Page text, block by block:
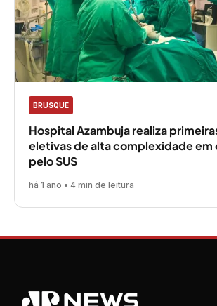
BRUSQUE
Hospital Azambuja realiza
eletivas de alta complexidade
pelo SUS
há 1 ano • 4 min de leitura